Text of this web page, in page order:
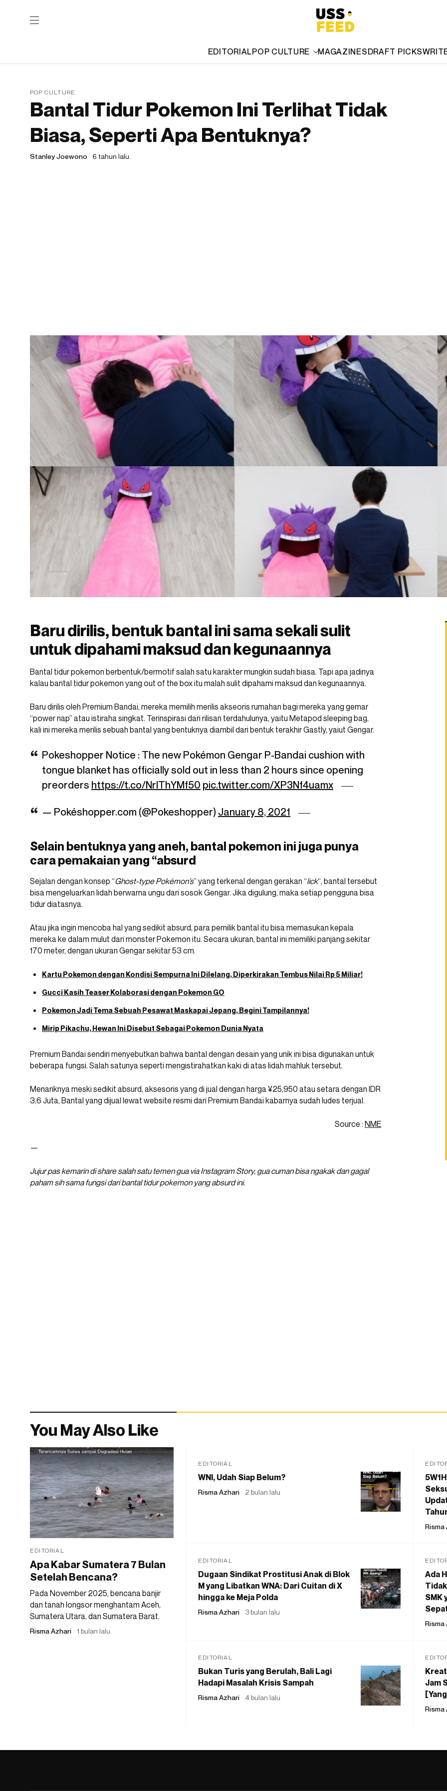
EDITORIALPOP CULTURE MAGAZINESDRAFT PICKS
POP CULTURE
Bantal Tidur Pokemon Ini Terlihat Tidak
Biasa, Seperti Apa Bentuknya?
Stanley Joewono 6 tahun lalu
Baru dirilis, bentuk bantal ini sama sekali sulit
untuk dipahami maksud dan kegunaannya
Bantal tidur pokemon berbentuk/bermotif salah satu karakter mungkin sudah biasa. Tapi apa jadinya
kalau bantal tidur pokemon yang out of the box itu malah sulit dipahami maksud dan kegunaannya.
Baru dirilis oleh Premium Bandai, mereka memilih merilis akseoris rumahan bagi mereka yang gemar
“power nap” atau istiraha singkat. Terinspirasi dari rilisan terdahulunya, yaitu Metapod sleeping bag,
kali ini mereka merilis sebuah bantal yang bentuknya diambil dari bentuk terakhir Gastly, yaiut Gengar.
Pokeshopper Notice : The new Pokémon Gengar P-Bandai cushion with
tongue blanket has officially sold out in less than 2 hours since opening
preorders https://t.co/NrIThYMf50 pic.twitter.com/XP3Nf4uamx
— Pokéshopper.com (@Pokeshopper) January 8, 2021
Selain bentuknya yang aneh, bantal pokemon ini juga punya
cara pemakaian yang “absurd
Sejalan dengan konsep “Ghost-type Pokémon’s” yang terkenal dengan gerakan “lick“, bantal tersebut
bisa mengeluarkan lidah berwarna ungu dari sosok Gengar. Jika digulung, maka setiap pengguna bisa
tidur diatasnya.
Atau jika ingin mencoba hal yang sedikit absurd, para pemilik bantal itu bisa memasukan kepala
mereka ke dalam mulut dari monster Pokemon itu. Secara ukuran, bantal ini memiliki panjang sekitar
170 meter, dengan ukuran Gengar sekitar 53 cm.
Kartu Pokemon dengan Kondisi Sempurna Ini Dilelang, Diperkirakan Tembus Nilai Rp 5 Miliar!
Gucci Kasih Teaser Kolaborasi dengan Pokemon GO
Pokemon Jadi Tema Sebuah Pesawat Maskapai Jepang, Begini Tampilannya!
Mirip Pikachu, Hewan Ini Disebut Sebagai Pokemon Dunia Nyata
Premium Bandai sendiri menyebutkan bahwa bantal dengan desain yang unik ini bisa digunakan untuk
beberapa fungsi. Salah satunya seperti mengistirahatkan kaki di atas lidah mahluk tersebut.
Menariknya meski sedikit absurd, aksesoris yang di jual dengan harga ¥25,950 atau setara dengan IDR
3,6 Juta, Bantal yang dijual lewat website resmi dari Premium Bandai kabarnya sudah ludes terjual.
Source : NME
—
Jujur pas kemarin di share salah satu temen gua via Instagram Story, gua cuman bisa ngakak dan gagal
paham sih sama fungsi dari bantal tidur pokemon yang absurd ini.
You May Also Like
EDITORIAL
Apa Kabar Sumatera 7 Bulan
Setelah Bencana?
Pada November 2025, bencana banjir
dan tanah longsor menghantam Aceh,
Sumatera Utara, dan Sumatera Barat.
Risma Azhari 1 bulan lalu
EDITORIAL
WNI, Udah Siap Belum?
Risma Azhari 2 bulan lalu
Risma
EDITORIAL
Dugaan Sindikat Prostitusi Anak di Blok
M yang Libatkan WNA: Dari Cuitan di X
hingga ke Meja Polda
Risma Azhari 3 bulan lalu
Ada
SMK
Risma
EDITORIAL
Bukan Turis yang Berulah, Bali Lagi
Hadapi Masalah Krisis Sampah
Risma Azhari 4 bulan lalu
Jam
Risma